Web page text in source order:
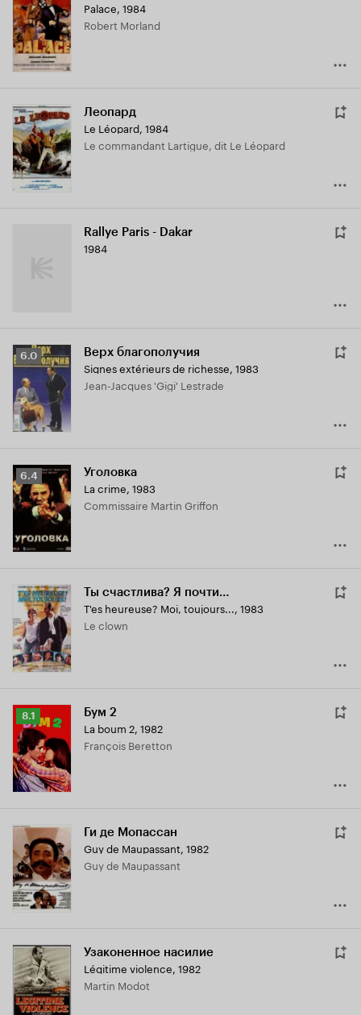
Palace, 1984
Robert Morland
Леопард
Le Léopard, 1984
Le commandant Lartigue, dit Le Léopard
Rallye Paris - Dakar
1984
Рейтинг
Кинопоиска
6.0
6.0 Верх благополучия
Signes extérieurs de richesse, 1983
Jean-Jacques 'Gigi' Lestrade
Рейтинг
Кинопоиска
6.4
6.4 Уголовка
La crime, 1983
Commissaire Martin Griffon
Ты счастлива? Я почти…
T'es heureuse? Moi, toujours..., 1983
Le clown
Рейтинг
Кинопоиска
8.1
8.1 Бум 2
La boum 2, 1982
François Beretton
Ги де Мопассан
Guy de Maupassant, 1982
Guy de Maupassant
Узаконенное насилие
Légitime violence, 1982
Martin Modot